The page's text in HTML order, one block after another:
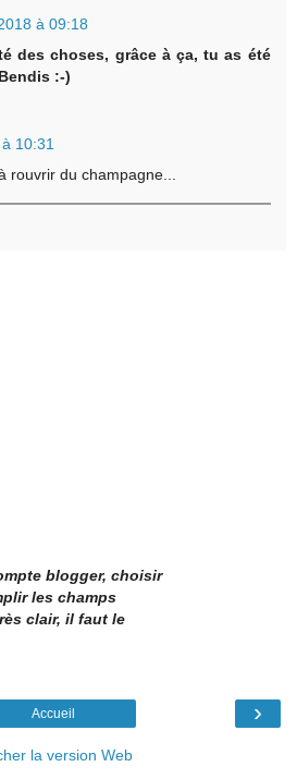
à 09:18
des choses, grâce à ça, tu as été
:-)
10:31
rouvrir du champagne...
blogger, choisir
les champs
clair, il faut le
›
Accueil
la version Web